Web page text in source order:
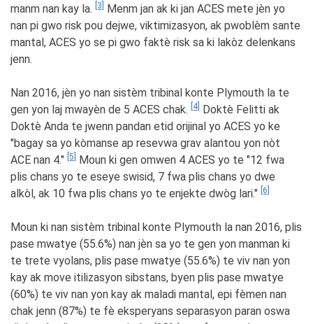
manm nan kay la.
[3]
Menm jan ak ki jan ACES mete jèn yo
nan pi gwo risk pou dejwe, viktimizasyon, ak pwoblèm sante
mantal, ACES yo se pi gwo faktè risk sa ki lakòz delenkans
jenn.
Nan 2016, jèn yo nan sistèm tribinal konte Plymouth la te
gen yon laj mwayèn de 5 ACES chak.
[4]
Doktè Felitti ak
Doktè Anda te jwenn pandan etid orijinal yo ACES yo ke
"bagay sa yo kòmanse ap resevwa grav alantou yon nòt
ACE nan 4." [5]
Moun ki gen omwen 4 ACES yo te "12 fwa
plis chans yo te eseye swisid, 7 fwa plis chans yo dwe
alkòl, ak 10 fwa plis chans yo te enjekte dwòg lari." [6]
Moun ki nan sistèm tribinal konte Plymouth la nan 2016, plis
pase mwatye (55.6%) nan jèn sa yo te gen yon manman ki
te trete vyolans, plis pase mwatye (55.6%) te viv nan yon
kay ak move itilizasyon sibstans, byen plis pase mwatye
(60%) te viv nan yon kay ak maladi mantal, epi fèmen nan
chak jenn (87%) te fè eksperyans separasyon paran oswa